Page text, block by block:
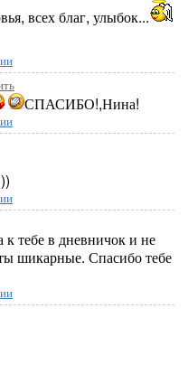
всех благ, улыбок...
СПАСИБО!,Нина!
тебе в дневничок и не
шикарные. Спасибо тебе